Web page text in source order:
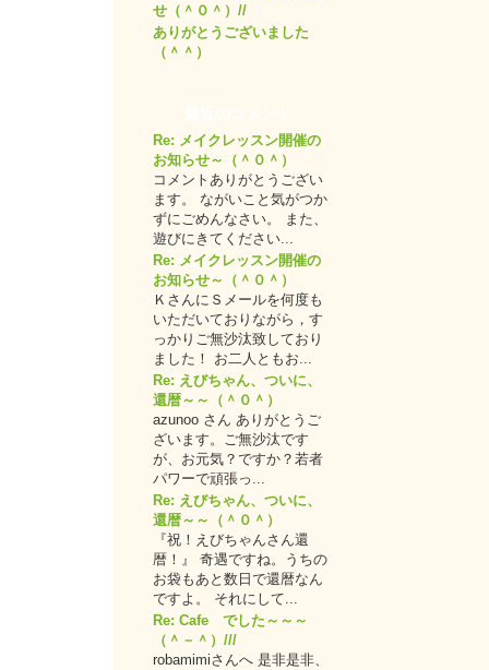
せ（＾０＾）//
ありがとうございました
（＾＾）
Re: メイクレッスン開催の
お知らせ～（＾０＾）
コメントありがとうござい
ます。 ながいこと気がつか
ずにごめんなさい。 また、
遊びにきてください...
Re: メイクレッスン開催の
お知らせ～（＾０＾）
ＫさんにＳメールを何度も
いただいておりながら，す
っかりご無沙汰致しており
ました！ お二人ともお...
Re: えびちゃん、ついに、
還暦～～（＾０＾）
azunoo さん ありがとうご
ざいます。ご無沙汰です
が、お元気？ですか？若者
パワーで頑張っ...
Re: えびちゃん、ついに、
還暦～～（＾０＾）
『祝！えびちゃんさん還
暦！』 奇遇ですね。うちの
お袋もあと数日で還暦なん
ですよ。 それにして...
Re: Cafe でした～～～
（＾－＾）///
robamimiさんへ 是非是非、